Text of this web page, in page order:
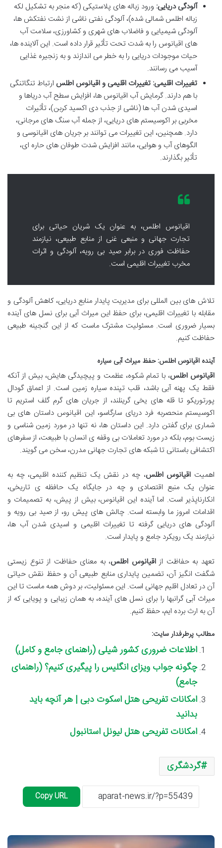
آلودگی دریایی: ورود زباله های پلاستیکی (که منجر به تشکیل لکه
زباله اطلس شمالی شده)، آلودگی نفتی ناشی از نشت نفتکش ها،
آلودگی شیمیایی و فاضلاب های شهری و کشاورزی، سلامت آب
های اقیانوس را به شدت تحت تأثیر قرار داده است. این آلاینده ها،
حیات موجودات دریایی را به خطر می اندازند و به زنجیره غذایی
آسیب می رسانند.
تغییرات اقلیمی: تغییرات اقلیمی و اقیانوس اطلس ارتباط تنگاتنگی
با هم دارند. گرمایش آب اقیانوس ها، افزایش سطح آب دریاها و
اسیدی شدن آب ها (ناشی از جذب دی اکسید کربن)، تأثیرات
مخربی بر اکوسیستم های دریایی، از جمله آب سنگ های مرجانی،
دارد. همچنین، این تغییرات می توانند بر جریان های اقیانوسی و
الگوهای آب و هوایی، مانند افزایش شدت طوفان های حاره ای،
تأثیر بگذارند.
اقیانوس اطلس، به عنوان یک شریان حیاتی برای
تجارت جهانی و منبعی غنی از منابع طبیعی، نیازمند
حفاظت فوری در برابر صید بی رویه، آلودگی و اثرات
مخرب تغییرات اقلیمی است.
تلاش های بین المللی برای مدیریت پایدار منابع دریایی، کاهش آلودگی و
مقابله با تغییرات اقلیمی، برای حفظ این میراث آبی برای نسل های آینده
بسیار ضروری است. مسئولیت مشترک ماست که از این گنجینه طبیعی
حفاظت کنیم.
آینده اقیانوس اطلس: حفظ میراث آبی سیاره
اقیانوس اطلس، با تمام شکوه، عظمت و پیچیدگی هایش، بیش از آنکه
فقط یک پهنه آبی باشد، قلب تپنده سیاره زمین است. از اعماق گودال
پورتوریکو تا قله های یخی گرینلند، از جریان های گرم گلف استریم تا
اکوسیستم منحصربه فرد دریای سارگاسو، این اقیانوس داستان های بی
شماری برای گفتن دارد. این داستان ها، نه تنها در مورد زمین شناسی و
زیست بوم، بلکه در مورد تعاملات بی وقفه ی انسان با طبیعت، از سفرهای
اکتشافی باستانی تا شبکه های تجارت جهانی مدرن، سخن می گویند.
اهمیت اقیانوس اطلس، چه در نقش یک تنظیم کننده اقلیمی، چه به
عنوان یک منبع اقتصادی و چه در جایگاه یک حافظه ی تاریخی،
انکارناپذیر است. اما آینده این اقیانوس، بیش از پیش، به تصمیمات و
اقدامات امروز ما وابسته است. چالش های پیش رو، از صید بی رویه و
آلودگی های دریایی گرفته تا تغییرات اقلیمی و اسیدی شدن آب ها،
نیازمند یک رویکرد جامع و پایدار است.
تعهد به حفاظت ازاقیانوس اطلس، به معنای حفاظت از تنوع زیستی
شگفت انگیز آن، تضمین پایداری منابع طبیعی آن و حفظ نقش حیاتی
آن در تعادل اقلیم جهانی است. این مسئولیت، بر دوش همه ماست تا این
میراث آبی گرانبها را برای نسل های آینده، به همان زیبایی و پویایی که از
آن به ارث برده ایم، حفظ کنیم.
مطالب پرطرفدار سایت:
اطلاعات ضروری کشور شیلی (راهنمای جامع و کامل)
چگونه جواب ویزای انگلیس را پیگیری کنیم؟ (راهنمای
جامع)
امکانات تفریحی هتل اسکوت دبی | هر آنچه باید
بدانید
امکانات تفریحی هتل لیونل استانبول
گردشگری
Copy URL